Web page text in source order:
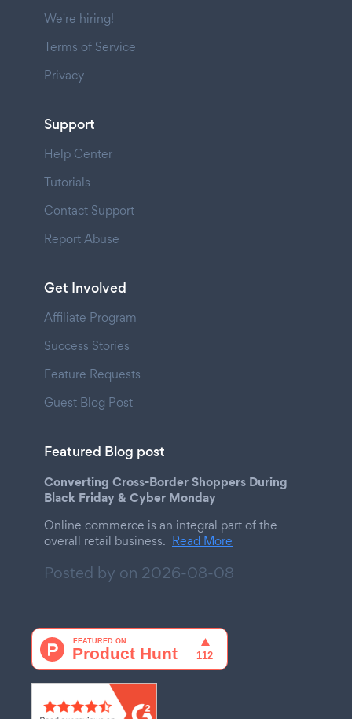
We're hiring!
Terms of Service
Privacy
Support
Help Center
Tutorials
Contact Support
Report Abuse
Get Involved
Affiliate Program
Success Stories
Feature Requests
Guest Blog Post
Featured Blog post
Converting Cross-Border Shoppers During
Black Friday & Cyber Monday
Online commerce is an integral part of the
overall retail business. Read More
Posted by on 2026-08-08